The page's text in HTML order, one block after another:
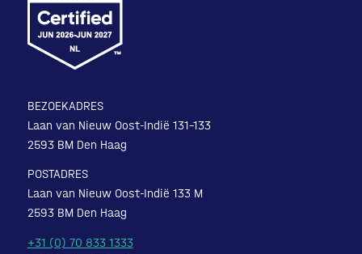
BEZOEKADRES
Laan van Nieuw Oost-Indië 131-133
2593 BM Den Haag
POSTADRES
Laan van Nieuw Oost-Indië 133 M
2593 BM Den Haag
+31 (0) 70 833 1333